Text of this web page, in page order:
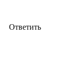
Ответить